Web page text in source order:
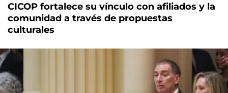
CICOP fortalece su vínculo con afiliados y la
comunidad a través de propuestas
culturales